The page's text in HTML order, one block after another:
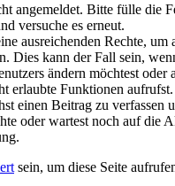
angemeldet. Bitte fülle die
versuche es erneut.
ausreichenden Rechte, um
Dies kann der Fall sein,
ändern möchtest oder
erlaubte Funktionen aufrufst.
einen Beitrag zu verfassen
oder wartest noch auf die
sein, um diese Seite